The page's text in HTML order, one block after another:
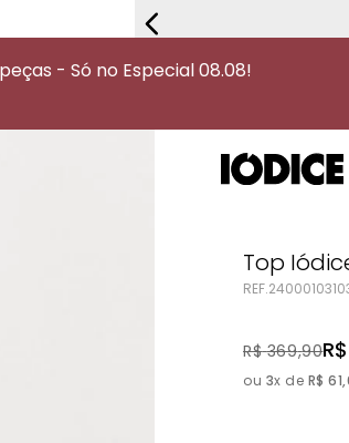
- Só no Especial 08.08!
Top
REF.
R$ 369,90R$
ou 3x de R$ 61,